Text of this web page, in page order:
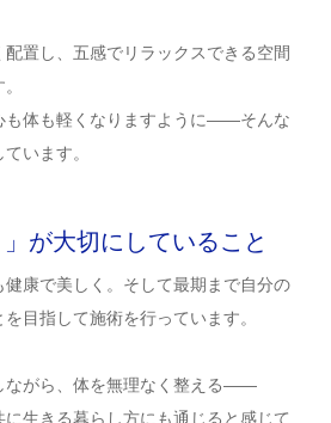
置し、五感でリラックスできる空間
も体も軽くなりますように——そんな
います。
」が大切にしていること
康で美しく。そして最期まで自分の
目指して施術を行っています。
ながら、体を無理なく整える——
生きる暮らし方にも通じると感じて